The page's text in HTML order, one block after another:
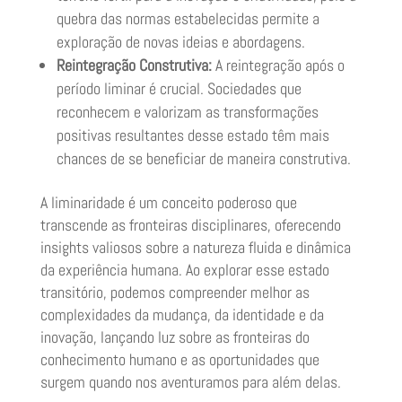
quebra das normas estabelecidas permite a
exploração de novas ideias e abordagens.
Reintegração Construtiva:A reintegração após o
período liminar é crucial. Sociedades que
reconhecem e valorizam as transformações
positivas resultantes desse estado têm mais
chances de se beneficiar de maneira construtiva.
A liminaridade é um conceito poderoso que
transcende as fronteiras disciplinares, oferecendo
insights valiosos sobre a natureza fluida e dinâmica
da experiência humana. Ao explorar esse estado
transitório, podemos compreender melhor as
complexidades da mudança, da identidade e da
inovação, lançando luz sobre as fronteiras do
conhecimento humano e as oportunidades que
surgem quando nos aventuramos para além delas.